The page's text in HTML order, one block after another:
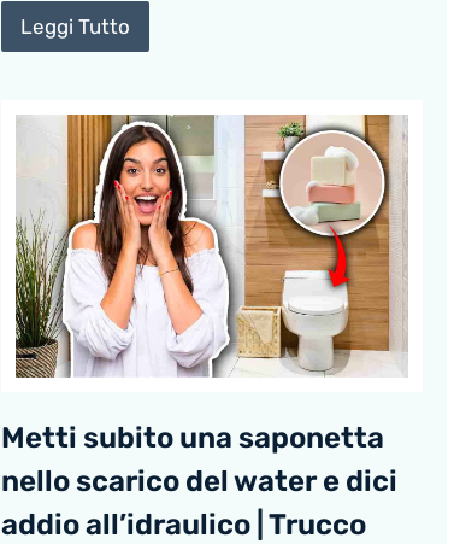
Leggi Tutto
Metti subito una saponetta
nello scarico del water e dici
addio all’idraulico | Trucco